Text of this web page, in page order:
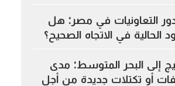
التعاونيات في مصر: هل
الحالية في الاتجاه الصحيح؟
إلى البحر المتوسط: مدى
أو تكتلات جديدة من أجل